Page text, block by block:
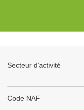
Secteur d'activité
Code NAF